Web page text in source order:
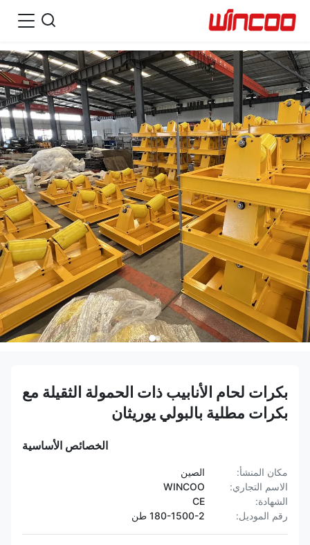
بكرات لحام الأنابيب ذات الحمولة الثقيلة مع
بكرات مطلية بالبولي يوريثان
الخصائص الأساسية
مكان المنشأ:
الصين
الاسم التجاري:
WINCOO
الشهادة:
CE
رقم الموديل:
180-1500-2 طن